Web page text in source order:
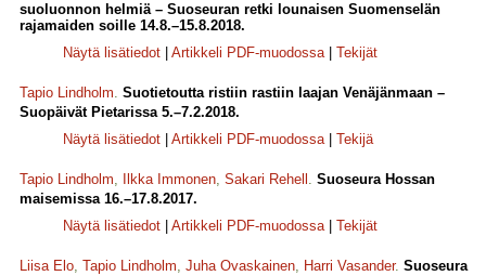
suoluonnon helmiä – Suoseuran retki lounaisen Suomenselän
rajamaiden soille 14.8.–15.8.2018.
Näytä lisätiedot
Artikkeli PDF-muodossa| Tekijät
Tapio Lindholm. Suotietoutta ristiin rastiin laajan Venäjänmaan –
Suopäivät Pietarissa 5.–7.2.2018.
Näytä lisätiedot
Artikkeli PDF-muodossa| Tekijä
Tapio Lindholm, Ilkka Immonen, Sakari Rehell . Suoseura Hossan
maisemissa 16.–17.8.2017.
Näytä lisätiedot
Artikkeli PDF-muodossa| Tekijät
Liisa Elo, Tapio Lindholm, Juha Ovaskainen, Harri Vasander. Suoseura